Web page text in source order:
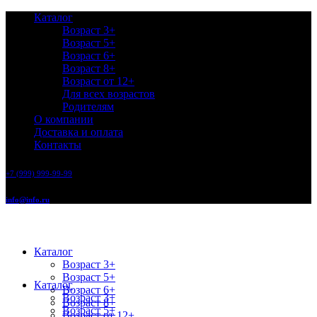
Каталог
Возраст 3+
Возраст 5+
Возраст 6+
Возраст 8+
Возраст от 12+
Для всех возрастов
Родителям
О компании
Доставка и оплата
Контакты
+7 (999) 999-99-99
info@info.ru
Каталог
Возраст 3+
Возраст 5+
Возраст 6+
Возраст 8+
Каталог
Возраст 3+
Возраст 5+